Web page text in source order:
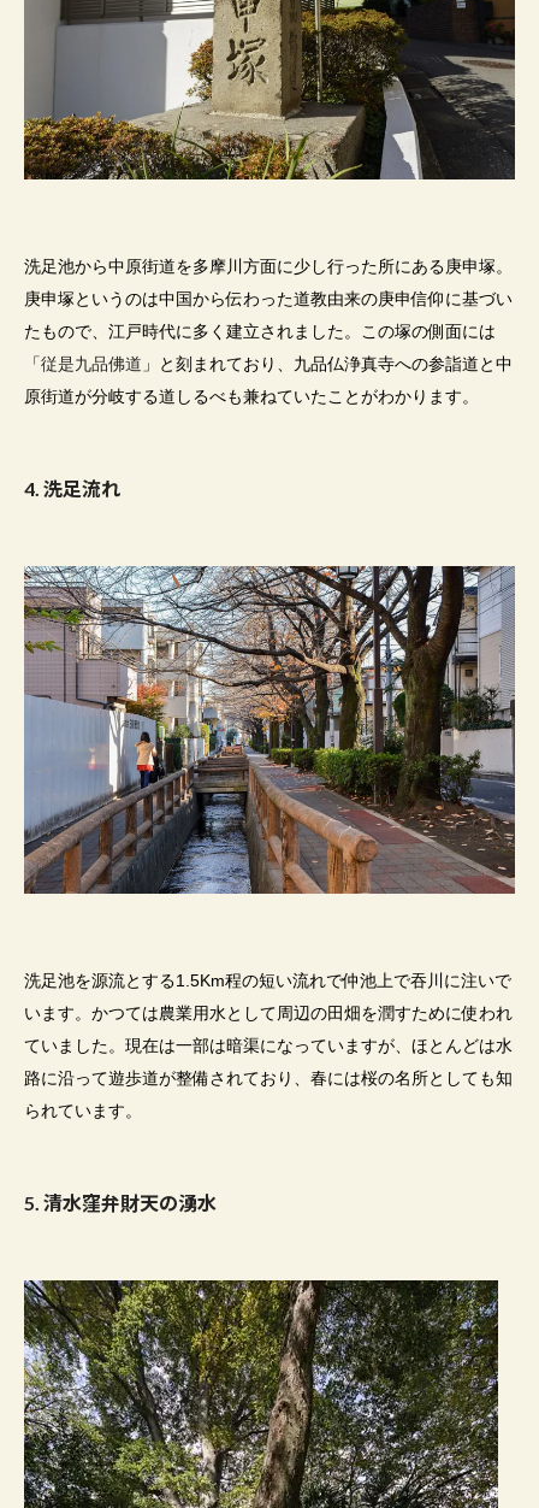
洗足池から中原街道を多摩川方面に少し行った所にある庚申塚。
庚申塚というのは中国から伝わった道教由来の庚申信仰に基づい
たもので、江戸時代に多く建立されました。この塚の側面には
「従是九品佛道 」と刻まれており、 九品仏浄真寺への参詣道と中
原街道が分岐する道しるべも兼ねていたことがわかります。
4. 洗足流れ
洗足池を源流とする1.5Km程の短い流れで仲池上で吞川に注いで
います。かつては農業用水として周辺の田畑を潤すために使われ
ていました。現在は一部は暗渠になっていますが、ほとんどは水
路に沿って遊歩道が整備されており、春には桜の名所としても知
られています。
5. 清水窪弁財天の湧水